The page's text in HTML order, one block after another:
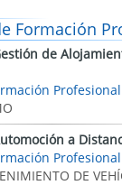
Formación
de
a
DE